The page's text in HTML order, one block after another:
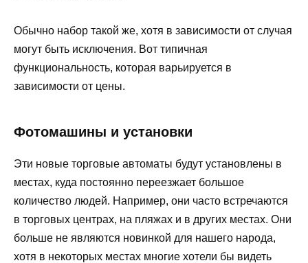
Обычно набор такой же, хотя в зависимости от случая
могут быть исключения. Вот типичная
функциональность, которая варьируется в
зависимости от цены.
Фотомашины и установки
Эти новые торговые автоматы будут установлены в
местах, куда постоянно переезжает большое
количество людей. Например, они часто встречаются
в торговых центрах, на пляжах и в других местах. Они
больше не являются новинкой для нашего народа,
хотя в некоторых местах многие хотели бы видеть